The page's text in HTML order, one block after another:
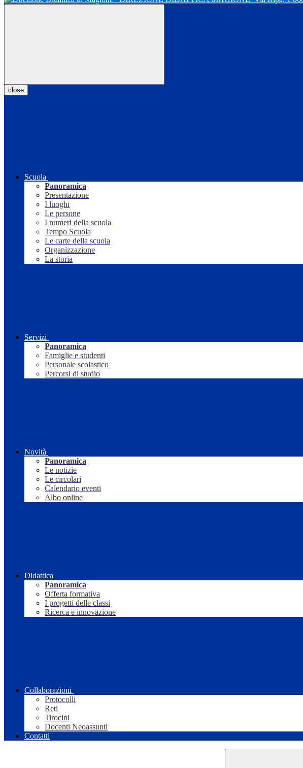
close
Scuola
Panoramica
Presentazione
I luoghi
Le persone
I numeri della scuola
Tempo Scuola
Le carte della scuola
Organizzazione
La storia
Servizi
Panoramica
Famiglie e studenti
Personale scolastico
Percorsi di studio
Novità
Panoramica
Le notizie
Le circolari
Calendario eventi
Albo online
Didattica
Panoramica
Offerta formativa
I progetti delle classi
Ricerca e innovazione
Collaborazioni
Protocolli
Reti
Tirocini
Docenti Neoassunti
Contatti